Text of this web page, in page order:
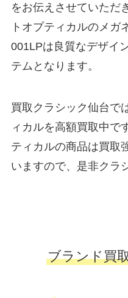
をお伝えさせていただ
トオプティカルのメガ
001LPは良質なデザイ
テムとなります。
買取クラシック仙台で
ィカルを高額買取中で
ティカルの商品は買取
いますので、是非クラ
ブランド買